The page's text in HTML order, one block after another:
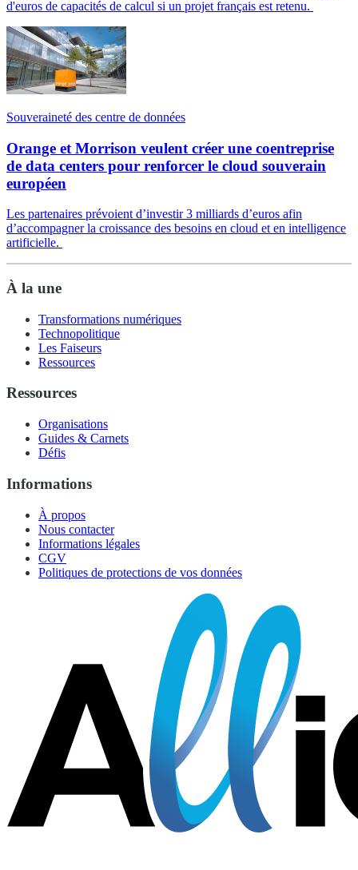
d'euros de capacités de calcul si un projet français est retenu.
Souveraineté des centre de données
Orange et Morrison veulent créer une coentreprise
de data centers pour renforcer le cloud souverain
européen
Les partenaires prévoient d’investir 3 milliards d’euros afin
d’accompagner la croissance des besoins en cloud et en intelligence
artificielle.
À la une
Transformations numériques
Technopolitique
Les Faiseurs
Ressources
Ressources
Organisations
Guides & Carnets
Défis
Informations
À propos
Nous contacter
Informations légales
CGV
Politiques de protections de vos données